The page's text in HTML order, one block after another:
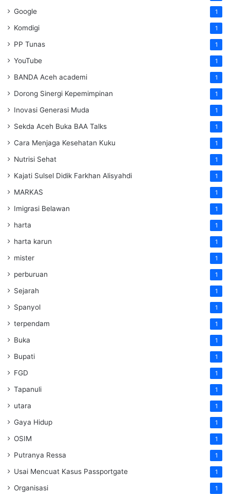
Google 1
Komdigi 1
PP Tunas 1
YouTube 1
BANDA Aceh academi 1
Dorong Sinergi Kepemimpinan 1
Inovasi Generasi Muda 1
Sekda Aceh Buka BAA Talks 1
Cara Menjaga Kesehatan Kuku 1
Nutrisi Sehat 1
Kajati Sulsel Didik Farkhan Alisyahdi 1
MARKAS 1
Imigrasi Belawan 1
harta 1
harta karun 1
mister 1
perburuan 1
Sejarah 1
Spanyol 1
terpendam 1
Buka 1
Bupati 1
FGD 1
Tapanuli 1
utara 1
Gaya Hidup 1
OSIM 1
Putranya Ressa 1
Usai Mencuat Kasus Passportgate 1
Organisasi 1